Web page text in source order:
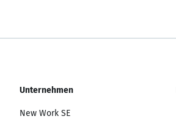
Unternehmen
New Work SE